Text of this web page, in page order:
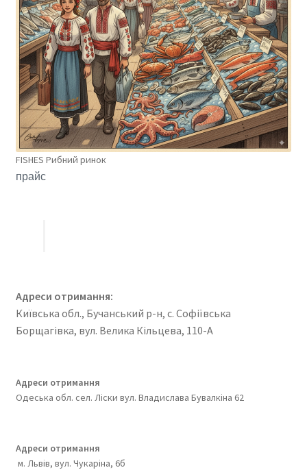
FISHES Рибний ринок
прайс
Адреси отримання:
Київська обл., Бучанський р-н, с. Софіївська
Борщагівка, вул. Велика Кільцева, 110-А
Адреси отримання
Одеська обл. сел. Ліски вул. Владислава Бувалкіна 62
Адреси отримання
м. Львів, вул. Чукаріна, 6б